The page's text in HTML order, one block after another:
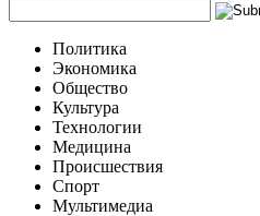
Политика
Экономика
Общество
Культура
Технологии
Медицина
Происшествия
Спорт
Мультимедиа